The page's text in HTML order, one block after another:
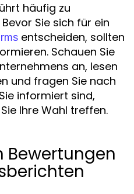
häufig zu
Sie sich für ein
entscheiden, sollten
Schauen Sie
an, lesen
und fragen Sie nach
informiert sind,
Ihre Wahl treffen.
Bewertungen